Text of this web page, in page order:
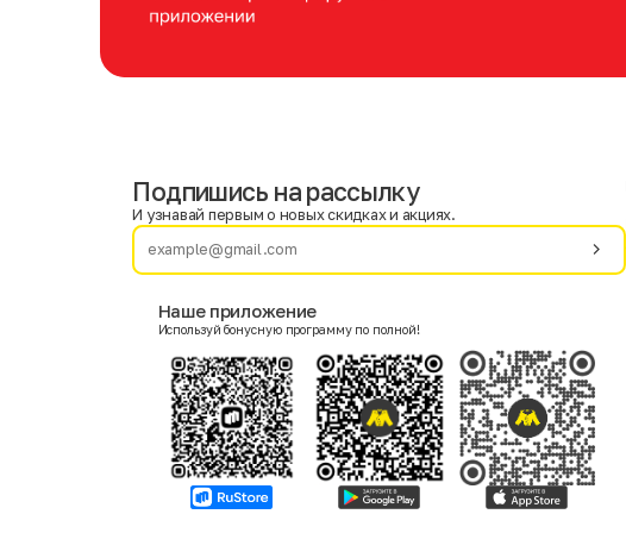
Фамилия
Женский
Согласие на получение чеков по электронной почте
Подпишись на рассылку
И узнавай первым о новых скидках и акциях.
Наше приложение
Используй бонусную программу по полной!